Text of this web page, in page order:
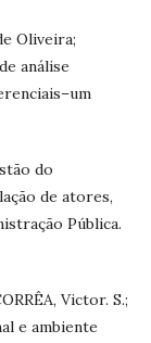
Oliveira;
análise
do
de atores,
Pública.
Victor. S.;
e ambiente